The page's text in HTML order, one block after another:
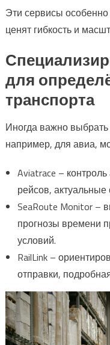
Эти сервисы
ценят гибкость и
для
транспорта
Иногда важно
например, для авиа,
Aviatrace –
рейсов,
SeaRoute Monitor –
прогнозы времени
условий.
RailLink –
отправки,